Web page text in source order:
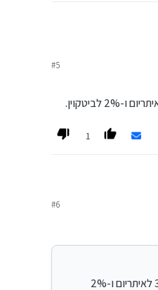
#5
1
#6
שמעתי מאבנר סטפק ביום ראשון האחרון בבני ברק ש-5% מתיק ההשקעות כדאי בביטקוין, שמתוכו הוא נתן עדיפות של 3% לאיתריום ו-2%